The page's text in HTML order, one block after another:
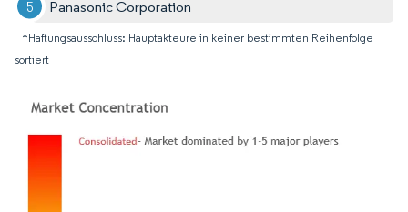
Panasonic Corporation
*Haftungsausschluss: Hauptakteure in keiner bestimmten Reihenfolge
sortiert